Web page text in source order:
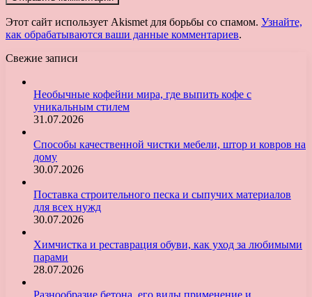
Этот сайт использует Akismet для борьбы со спамом. Узнайте,
как обрабатываются ваши данные комментариев.
Свежие записи
Необычные кофейни мира, где выпить кофе с
уникальным стилем
31.07.2026
Способы качественной чистки мебели, штор и ковров на
дому
30.07.2026
Поставка строительного песка и сыпучих материалов
для всех нужд
30.07.2026
Химчистка и реставрация обуви, как уход за любимыми
парами
28.07.2026
Разнообразие бетона, его виды применение и